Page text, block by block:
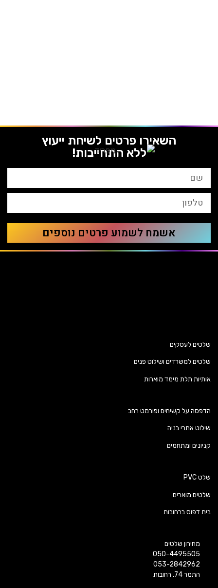
השאירו פרטים לשיחת ייעוץ
ללא התחייבות!
אשמח לשמוע פרטים נוספים
שלטים לעסקים
שלטים למשרדים ושילוט פנים
אותיות תלת מימד מוארות
הדפסה על קשיחים ופורמט רחב
שילוט אתרי בניה
קניונים ומתחמים
שלט PVC
שלטים מוארים
בית דפוס ברחובות
מחירון שלטים
050-4495505
053-2842962
התמר 74, רחובות